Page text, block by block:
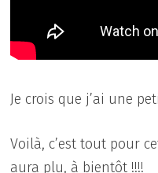
Je crois que j’ai une
Voilà, c’est tout pour
aura plu, à bientôt !!!!